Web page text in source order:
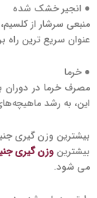
● انجیر خشک شده
منبعی سرشار از
عنوان سریع ترین راه
● خرما
مصرف خرما در دوران
این، به رشد
بیشترین وزن گیری
بیشترینوزن گیری
می شود.